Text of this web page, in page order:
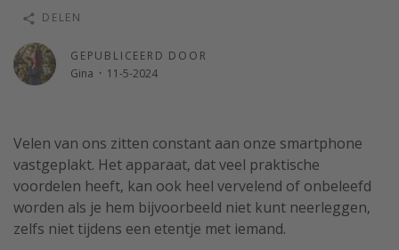
Groepsreizen
Vakantieparken
Single reizen
Meer onderwerpen
Reisblog
Reiskalender
GEPUBLICEERD DOOR
Gina · 11-5-2024
DELEN
Velen van ons zitten constant aan onze smartphone
vastgeplakt. Het apparaat, dat veel praktische
voordelen heeft, kan ook heel vervelend of onbeleefd
worden als je hem bijvoorbeeld niet kunt neerleggen,
zelfs niet tijdens een etentje met iemand.